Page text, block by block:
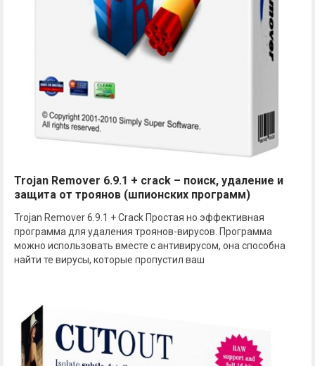
Trojan Remover 6.9.1 + crack – поиск, удаление и
защита от троянов (шпионских программ)
Trojan Remover 6.9.1 + Crack Простая но эффективная
программа для удаления троянов-вирусов. Программа
можно использовать вместе с антивирусом, она способна
найти те вирусы, которые пропустил ваш